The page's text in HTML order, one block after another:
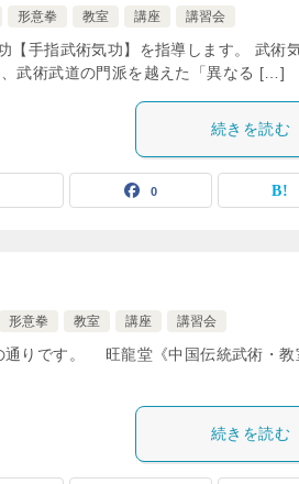
形意拳 教室 講座 講習会
手指武術気功】を指導します。 武術
武術武道の門派を越えた「異なる […]
続きを読む
0
形意拳 教室 講座 講習会
りです。 旺龍堂《中国伝統武術・教
続きを読む